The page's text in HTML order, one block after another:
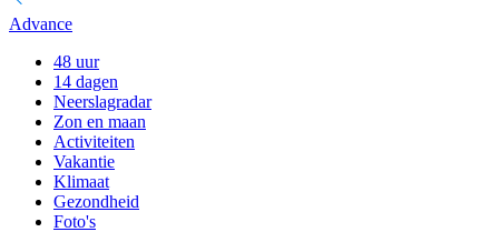
Advance
48 uur
14 dagen
Neerslagradar
Zon en maan
Activiteiten
Vakantie
Klimaat
Gezondheid
Foto's